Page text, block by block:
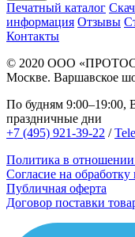
Печатный каталог
информация Отзывы
Контакты
© 2020 ООО
Москве. Варшавское
По будням 9:00–19:00,
праздничные дни
+7 (495) 921-39-22 /
Политика в
Согласие на
Публичная оферта
Договор поставки